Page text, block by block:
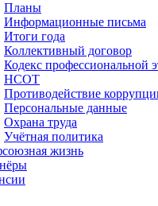
Планы
Информационные письма
Итоги года
Коллективный договор
Кодекс профессиональной
НСОТ
Противодействие
Персональные данные
Охрана труда
Учётная политика
жизнь